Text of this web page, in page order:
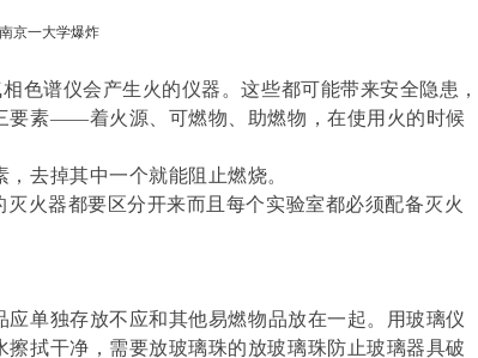
色谱仪会产生火的仪器。这些都可能带来安全隐患，
要素——着火源、可燃物、助燃物，在使用火的时候
去掉其中一个就能阻止燃烧。
火器都要区分开来而且每个实验室都必须配备灭火
单独存放不应和其他易燃物品放在一起。用玻璃仪
拭干净，需要放玻璃珠的放玻璃珠防止玻璃器具破